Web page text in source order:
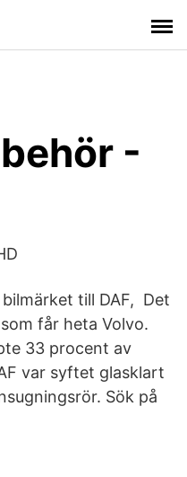
-
till DAF, Det
får heta Volvo.
33 procent av
var syftet glasklart
Sök på